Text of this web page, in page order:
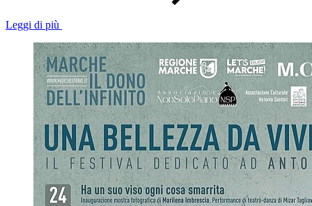
Leggi di più